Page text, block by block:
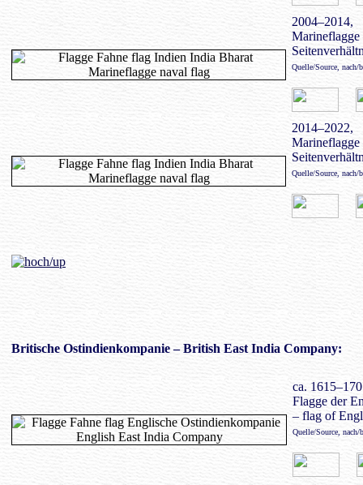
2004–2014,
Quelle/Source,
2014–2022,
Quelle/Source,
Britische Ostindienkompanie– British East India Company:
ca.
Flagge der
– flag of
Quelle/Source,